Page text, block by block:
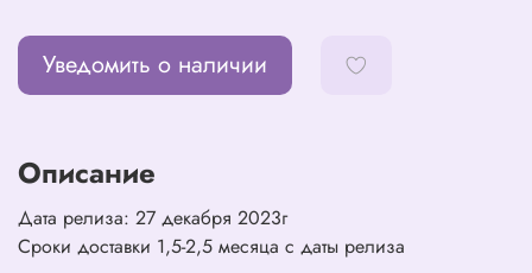
Уведомить о наличии
Описание
Дата релиза: 27 декабря 2023г
Сроки доставки 1,5-2,5 месяца с даты релиза